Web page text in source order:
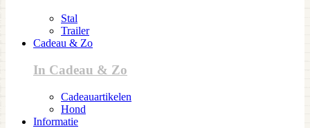
Stal
Trailer
Cadeau & Zo
In Cadeau & Zo
Cadeauartikelen
Hond
Informatie